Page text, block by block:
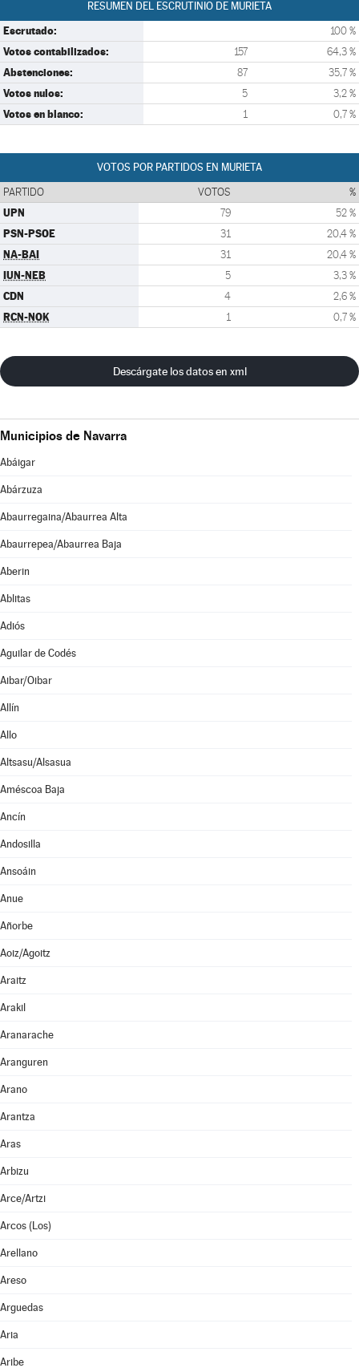
RESUMEN DEL ESCRUTINIO DE MURIETA
Escrutado: 100 %
Votos contabilizados: 157 64,3 %
Abstenciones: 87 35,7 %
Votos nulos: 5 3,2 %
Votos en blanco: 1 0,7 %
VOTOS POR PARTIDOS EN MURIETA
PARTIDO VOTOS %
UPN 79 52 %
PSN-PSOE 31 20,4 %
NA-BAI 31 20,4 %
IUN-NEB 5 3,3 %
CDN 4 2,6 %
RCN-NOK 1 0,7 %
Descárgate los datos en xml
Municipios de Navarra
Abáigar
Abárzuza
Abaurregaina/Abaurrea Alta
Abaurrepea/Abaurrea Baja
Aberin
Ablitas
Adiós
Aguilar de Codés
Aibar/Oibar
Allín
Allo
Altsasu/Alsasua
Améscoa Baja
Ancín
Andosilla
Ansoáin
Anue
Añorbe
Aoiz/Agoitz
Araitz
Arakil
Aranarache
Aranguren
Arano
Arantza
Aras
Arbizu
Arce/Artzi
Arcos (Los)
Arellano
Areso
Arguedas
Aria
Aribe